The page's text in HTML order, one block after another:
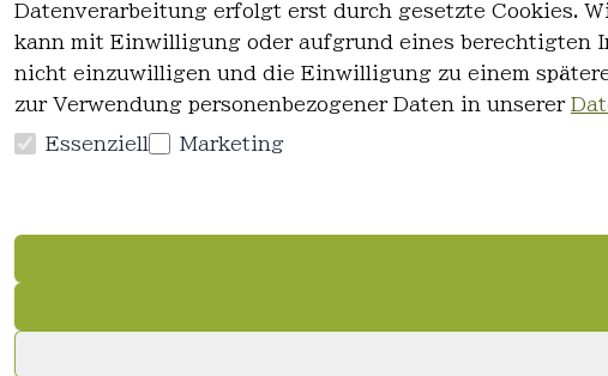
Datenverarbeitung erfolgt erst durch gesetzte Cookies.
kann mit Einwilligung oder aufgrund eines berechtigten
nicht einzuwilligen und die Einwilligung zu einem
zur Verwendung personenbezogener Daten in unserer
Essenziell Marketing
Datenschutzerklärung
Widerrufsrecht